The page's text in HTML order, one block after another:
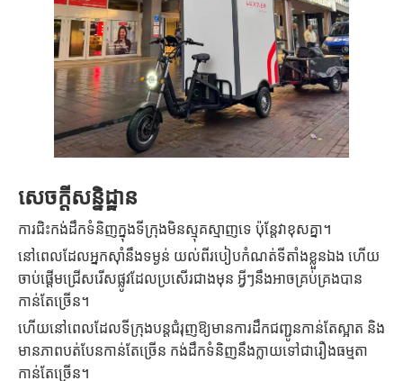
សេចក្តីសន្និដ្ឋាន
ការ​ជិះ​កង់​ដឹកទំនិញ​ក្នុង​ទីក្រុង​មិន​ស្មុគស្មាញ​ទេ ប៉ុន្តែ​វា​ខុស​គ្នា​។
នៅពេលដែលអ្នកស៊ាំនឹងទម្ងន់ យល់ពីរបៀបកំណត់ទីតាំងខ្លួនឯង ហើយ
ចាប់ផ្តើមជ្រើសរើសផ្លូវដែលប្រសើរជាងមុន អ្វីៗនឹងអាចគ្រប់គ្រងបាន
កាន់តែច្រើន។
ហើយនៅពេលដែលទីក្រុងបន្តជំរុញឱ្យមានការដឹកជញ្ជូនកាន់តែស្អាត និង
មានភាពបត់បែនកាន់តែច្រើន កង់ដឹកទំនិញនឹងក្លាយទៅជារឿងធម្មតា
កាន់តែច្រើន។